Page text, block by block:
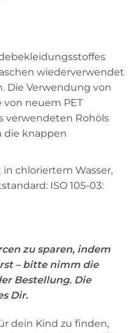
wiederverwendet
Die Verwendung von
von neuem PET
verwendeten Rohöls
die knappen
chloriertem Wasser,
ISO 105-03:
zu sparen, indem
– bitte nimm die
Bestellung. Die
Dir.
dein Kind zu finden,